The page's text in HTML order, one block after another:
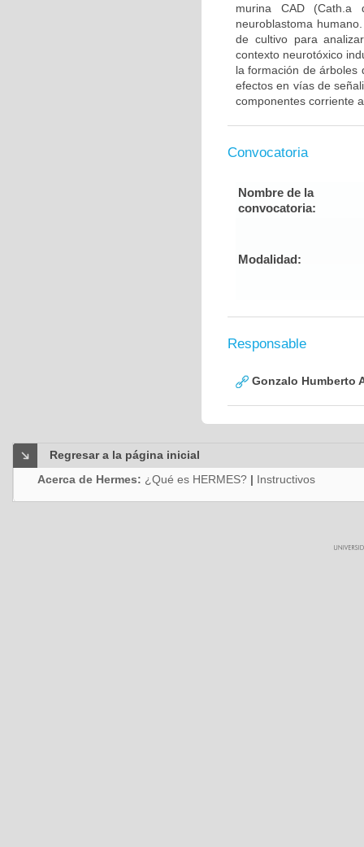
murina CAD (Cath.a
neuroblastoma
de cultivo para
contexto neurotóxico
la formación de árboles
efectos en vías de
componentes corriente
Convocatoria
Nombre de la
convocatoria:
Modalidad:
Responsable
Gonzalo Humberto
Regresar a la página inicial
Acerca de Hermes: ¿Qué es HERMES? | Instructivos